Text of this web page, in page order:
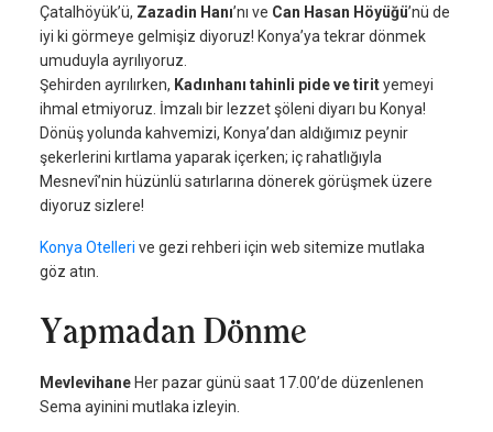
Çatalhöyük’ü, Zazadin Hanı’nı ve Can Hasan Höyüğü’nü de
iyi ki görmeye gelmişiz diyoruz! Konya’ya tekrar dönmek
umuduyla ayrılıyoruz.
Şehirden ayrılırken, Kadınhanı tahinli pide ve tirityemeyi
ihmal etmiyoruz. İmzalı bir lezzet şöleni diyarı bu Konya!
Dönüş yolunda kahvemizi, Konya’dan aldığımız peynir
şekerlerini kırtlama yaparak içerken; iç rahatlığıyla
Mesnevî’nin hüzünlü satırlarına dönerek görüşmek üzere
diyoruz sizlere!
Konya Otelleri ve gezi rehberi için web sitemize mutlaka
göz atın.
Yapmadan Dönme
Mevlevihane Her pazar günü saat 17.00’de düzenlenen
Sema ayinini mutlaka izleyin.